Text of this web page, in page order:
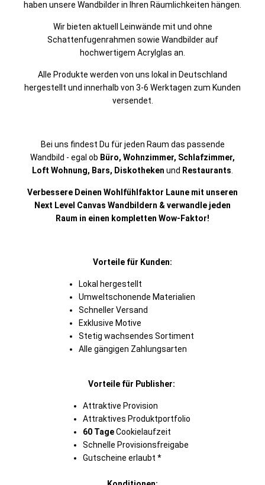
haben unsere Wandbilder in Ihren Räumlichkeiten hängen.
Wir bieten aktuell Leinwände mit und ohne
Schattenfugenrahmen sowie Wandbilder auf
hochwertigem Acrylglas an.
Alle Produkte werden von uns lokal in Deutschland
hergestellt und innerhalb von 3-6 Werktagen zum Kunden
versendet.
Bei uns findest Du für jeden Raum das passende
Wandbild - egal ob Büro, Wohnzimmer, Schlafzimmer,
Loft Wohnung, Bars, Diskotheken und Restaurants
Verbessere Deinen Wohlfühlfaktor Laune mit unseren
Next Level Canvas Wandbildern & verwandle jeden
Raum in einen kompletten Wow-Faktor!
Vorteile für Kunden:
Lokal hergestellt
Umweltschonende Materialien
Schneller Versand
Exklusive Motive
Stetig wachsendes Sortiment
Alle gängigen Zahlungsarten
Vorteile für Publisher:
Attraktive Provision
Attraktives Produktportfolio
60 TageCookielaufzeit
Schnelle Provisionsfreigabe
Gutscheine erlaubt *